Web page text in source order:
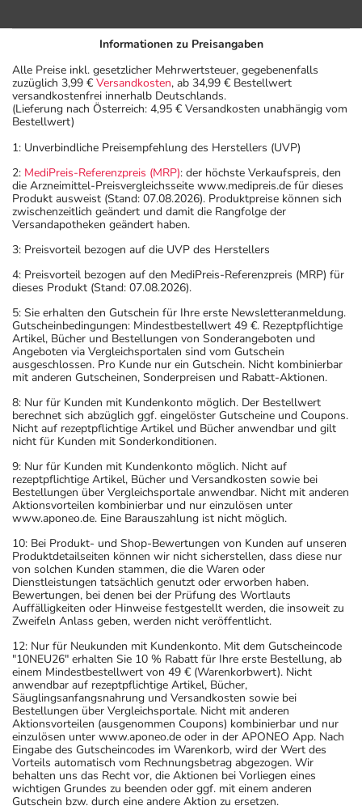
Informationen zu Preisangaben
Alle Preise inkl. gesetzlicher Mehrwertsteuer, gegebenenfalls
zuzüglich 3,99 € Versandkosten, ab 34,99 € Bestellwert
versandkostenfrei innerhalb Deutschlands.
(Lieferung nach Österreich: 4,95 € Versandkosten unabhängig vom
Bestellwert)
1: Unverbindliche Preisempfehlung des Herstellers (UVP)
2: MediPreis-Referenzpreis (MRP): der höchste Verkaufspreis, den
die Arzneimittel-Preisvergleichsseite www.medipreis.de für dieses
Produkt ausweist (Stand: 07.08.2026). Produktpreise können sich
zwischenzeitlich geändert und damit die Rangfolge der
Versandapotheken geändert haben.
3: Preisvorteil bezogen auf die UVP des Herstellers
4: Preisvorteil bezogen auf den MediPreis-Referenzpreis (MRP) für
dieses Produkt (Stand: 07.08.2026).
5: Sie erhalten den Gutschein für Ihre erste Newsletteranmeldung.
Gutscheinbedingungen: Mindestbestellwert 49 €. Rezeptpflichtige
Artikel, Bücher und Bestellungen von Sonderangeboten und
Angeboten via Vergleichsportalen sind vom Gutschein
ausgeschlossen. Pro Kunde nur ein Gutschein. Nicht kombinierbar
mit anderen Gutscheinen, Sonderpreisen und Rabatt-Aktionen.
8: Nur für Kunden mit Kundenkonto möglich. Der Bestellwert
berechnet sich abzüglich ggf. eingelöster Gutscheine und Coupons.
Nicht auf rezeptpflichtige Artikel und Bücher anwendbar und gilt
nicht für Kunden mit Sonderkonditionen.
9: Nur für Kunden mit Kundenkonto möglich. Nicht auf
rezeptpflichtige Artikel, Bücher und Versandkosten sowie bei
Bestellungen über Vergleichsportale anwendbar. Nicht mit anderen
Aktionsvorteilen kombinierbar und nur einzulösen unter
www.aponeo.de. Eine Barauszahlung ist nicht möglich.
10: Bei Produkt- und Shop-Bewertungen von Kunden auf unseren
Produktdetailseiten können wir nicht sicherstellen, dass diese nur
von solchen Kunden stammen, die die Waren oder
Dienstleistungen tatsächlich genutzt oder erworben haben.
Bewertungen, bei denen bei der Prüfung des Wortlauts
Auffälligkeiten oder Hinweise festgestellt werden, die insoweit zu
Zweifeln Anlass geben, werden nicht veröffentlicht.
12: Nur für Neukunden mit Kundenkonto. Mit dem Gutscheincode
"10NEU26" erhalten Sie 10 % Rabatt für Ihre erste Bestellung, ab
einem Mindestbestellwert von 49 € (Warenkorbwert). Nicht
anwendbar auf rezeptpflichtige Artikel, Bücher,
Säuglingsanfangsnahrung und Versandkosten sowie bei
Bestellungen über Vergleichsportale. Nicht mit anderen
Aktionsvorteilen (ausgenommen Coupons) kombinierbar und nur
einzulösen unter www.aponeo.de oder in der APONEO App. Nach
Eingabe des Gutscheincodes im Warenkorb, wird der Wert des
Vorteils automatisch vom Rechnungsbetrag abgezogen. Wir
behalten uns das Recht vor, die Aktionen bei Vorliegen eines
wichtigen Grundes zu beenden oder ggf. mit einem anderen
Gutschein bzw. durch eine andere Aktion zu ersetzen.